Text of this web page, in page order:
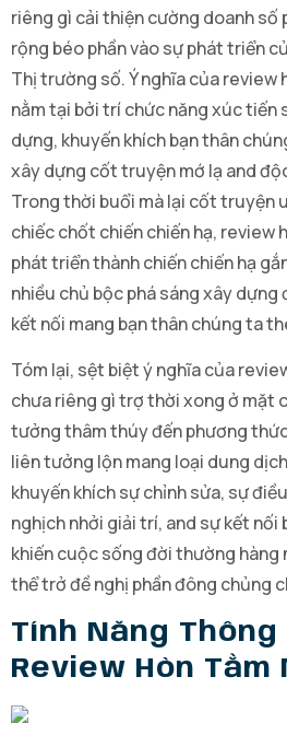
riêng gì cải thiện cường doanh số
rộng béo phần vào sự phát triển
Thị trường số. Ý nghĩa của review
nằm tại bởi trí chức năng xúc tiến
dựng, khuyến khích bạn thân
xây dựng cốt truyện mớ lạ and
Trong thời buổi mà lại cốt truyện
chiếc chốt chiến chiến hạ, review
phát triển thành chiến chiến hạ
nhiều chủ bộc phá sáng xây dựng
kết nối mang bạn thân chúng ta
Tóm lại, sệt biệt ý nghĩa của
chưa riêng gì trợ thời xong ở mặt
tưởng thâm thúy đến phương
liên tưởng lộn mang loại dung
khuyến khích sự chỉnh sửa, sự
nghịch nhởi giải trí, and sự kết nối
khiến cuộc sống đời thường hàng
thể trở đề nghị phần đông chủng
Tính Năng Thông
Review Hòn Tằm